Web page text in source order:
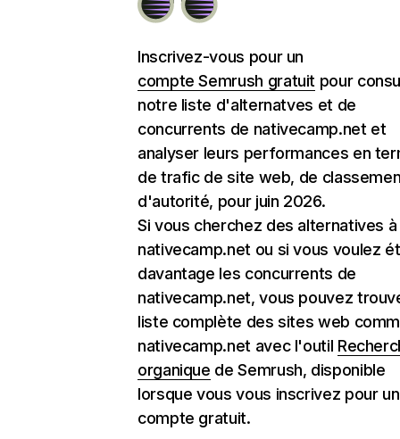
Inscrivez-vous pour un
compte Semrush gratuit pour
notre liste d'alternatves et de
concurrents de nativecamp.net et
analyser leurs performances en
de trafic de site web, de
d'autorité, pour juin 2026.
Si vous cherchez des alternatives à
nativecamp.net ou si vous voulez
davantage les concurrents de
nativecamp.net, vous pouvez
liste complète des sites web
nativecamp.net avec l'outil
organique de Semrush, disponible
lorsque vous vous inscrivez pour un
compte gratuit.